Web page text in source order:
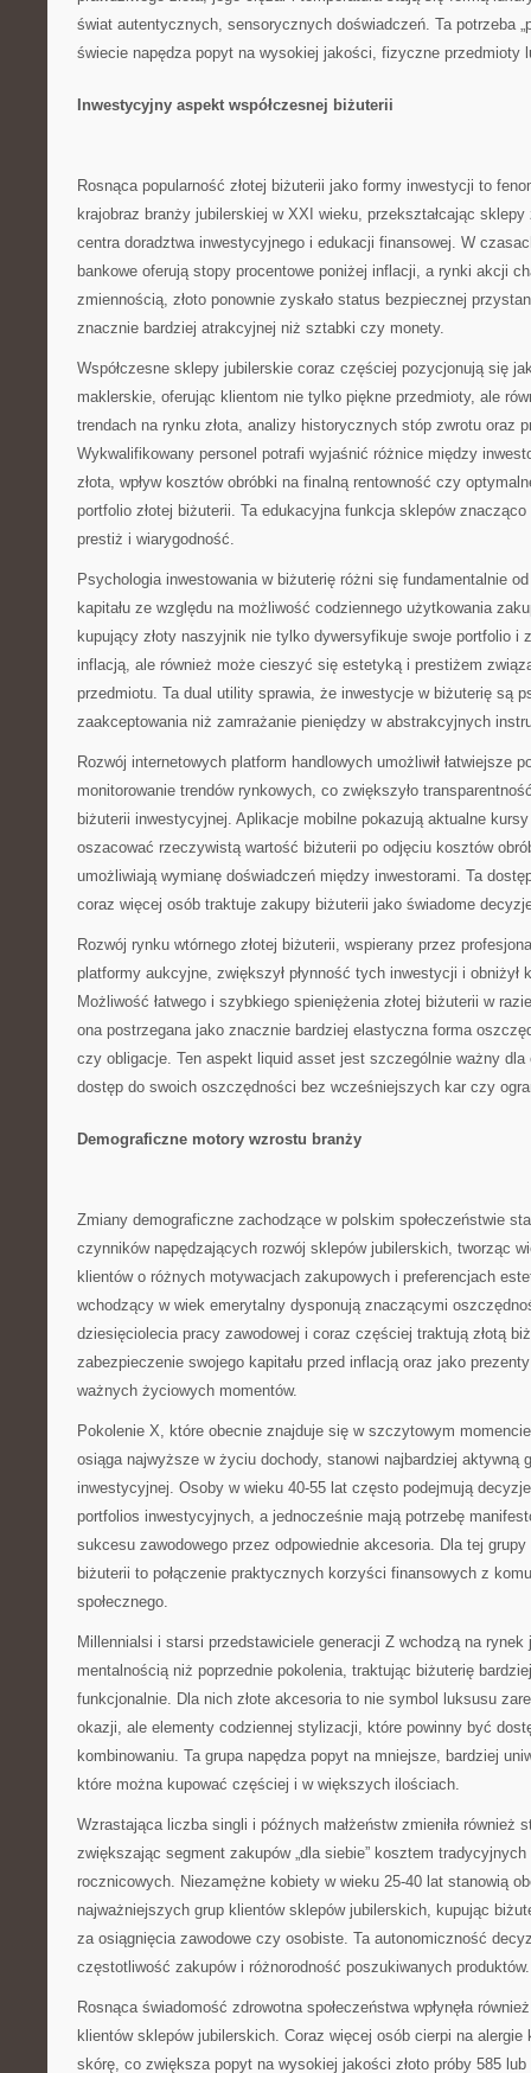
świat autentycznych, sensorycznych doświadczeń. Ta potrzeba
świecie napędza popyt na wysokiej jakości, fizyczne przedmioty
Inwestycyjny aspekt współczesnej biżuterii
Rosnąca popularność złotej biżuterii jako formy inwestycji to
krajobraz branży jubilerskiej w XXI wieku, przekształcając
centra doradztwa inwestycyjnego i edukacji finansowej. W
bankowe oferują stopy procentowe poniżej inflacji, a rynki akcji
zmiennością, złoto ponownie zyskało status bezpiecznej
znacznie bardziej atrakcyjnej niż sztabki czy monety.
Współczesne sklepy jubilerskie coraz częściej pozycjonują się
maklerskie, oferując klientom nie tylko piękne przedmioty, ale
trendach na rynku złota, analizy historycznych stóp zwrotu oraz
Wykwalifikowany personel potrafi wyjaśnić różnice między
złota, wpływ kosztów obróbki na finalną rentowność czy
portfolio złotej biżuterii. Ta edukacyjna funkcja sklepów znacząco
prestiż i wiarygodność.
Psychologia inwestowania w biżuterię różni się fundamentalnie
kapitału ze względu na możliwość codziennego użytkowania
kupujący złoty naszyjnik nie tylko dywersyfikuje swoje portfolio i
inflacją, ale również może cieszyć się estetyką i prestiżem
przedmiotu. Ta dual utility sprawia, że inwestycje w biżuterię są
zaakceptowania niż zamrażanie pieniędzy w abstrakcyjnych
Rozwój internetowych platform handlowych umożliwił łatwiejsze
monitorowanie trendów rynkowych, co zwiększyło
biżuterii inwestycyjnej. Aplikacje mobilne pokazują aktualne
oszacować rzeczywistą wartość biżuterii po odjęciu kosztów
umożliwiają wymianę doświadczeń między inwestorami. Ta
coraz więcej osób traktuje zakupy biżuterii jako świadome
Rozwój rynku wtórnego złotej biżuterii, wspierany przez
platformy aukcyjne, zwiększył płynność tych inwestycji i obniżył
Możliwość łatwego i szybkiego spieniężenia złotej biżuterii w
ona postrzegana jako znacznie bardziej elastyczna forma
czy obligacje. Ten aspekt liquid asset jest szczególnie ważny
dostęp do swoich oszczędności bez wcześniejszych kar czy
Demograficzne motory wzrostu branży
Zmiany demograficzne zachodzące w polskim społeczeństwie
czynników napędzających rozwój sklepów jubilerskich, tworząc
klientów o różnych motywacjach zakupowych i preferencjach
wchodzący w wiek emerytalny dysponują znaczącymi
dziesięciolecia pracy zawodowej i coraz częściej traktują złotą
zabezpieczenie swojego kapitału przed inflacją oraz jako
ważnych życiowych momentów.
Pokolenie X, które obecnie znajduje się w szczytowym
osiąga najwyższe w życiu dochody, stanowi najbardziej aktywną
inwestycyjnej. Osoby w wieku 40-55 lat często podejmują
portfolios inwestycyjnych, a jednocześnie mają potrzebę
sukcesu zawodowego przez odpowiednie akcesoria. Dla tej
biżuterii to połączenie praktycznych korzyści finansowych z
społecznego.
Millennialsi i starsi przedstawiciele generacji Z wchodzą na rynek
mentalnością niż poprzednie pokolenia, traktując biżuterię
funkcjonalnie. Dla nich złote akcesoria to nie symbol luksusu
okazji, ale elementy codziennej stylizacji, które powinny być
kombinowaniu. Ta grupa napędza popyt na mniejsze, bardziej
które można kupować częściej i w większych ilościach.
Wzrastająca liczba singli i późnych małżeństw zmieniła również
zwiększając segment zakupów „dla siebie” kosztem
rocznicowych. Niezamężne kobiety w wieku 25-40 lat stanowią
najważniejszych grup klientów sklepów jubilerskich, kupując
za osiągnięcia zawodowe czy osobiste. Ta autonomiczność
częstotliwość zakupów i różnorodność poszukiwanych produktów.
Rosnąca świadomość zdrowotna społeczeństwa wpłynęła
klientów sklepów jubilerskich. Coraz więcej osób cierpi na
skórę, co zwiększa popyt na wysokiej jakości złoto próby 585